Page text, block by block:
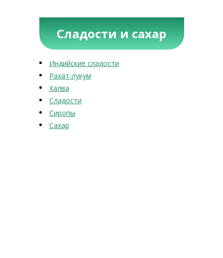
Сладости и сахар
Индийские сладости
Рахат-лукум
Халва
Сладости
Сиропы
Сахар